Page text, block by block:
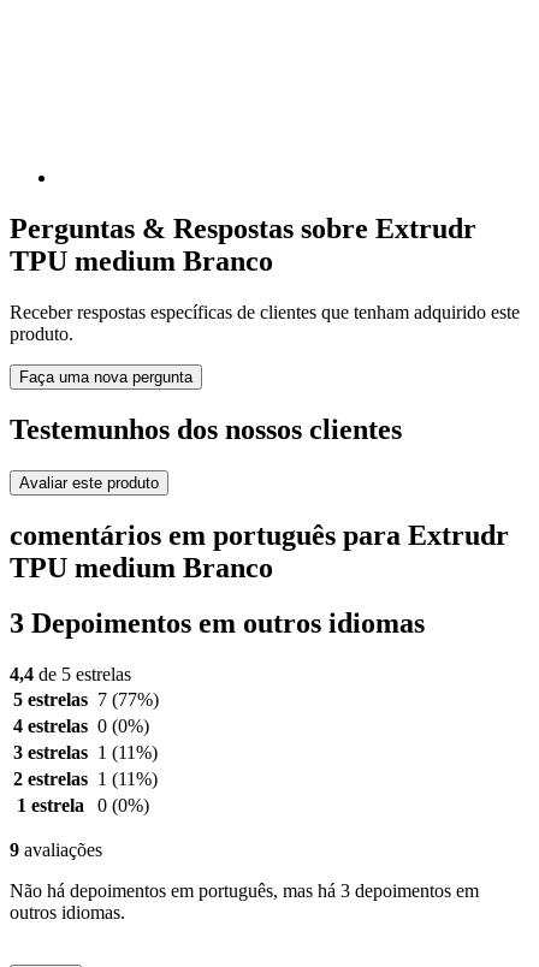
Perguntas & Respostas sobre Extrudr
TPU medium Branco
Receber respostas específicas de clientes que tenham adquirido este
produto.
Faça uma nova pergunta
Testemunhos dos nossos clientes
Avaliar este produto
comentários em português para Extrudr
TPU medium Branco
3 Depoimentos em outros idiomas
4,4 de 5 estrelas
5 estrelas 7 (77%)
4 estrelas 0 (0%)
3 estrelas 1 (11%)
2 estrelas 1 (11%)
1 estrela
0 (0%)
9 avaliações
Não há depoimentos em português, mas há 3 depoimentos em
outros idiomas.